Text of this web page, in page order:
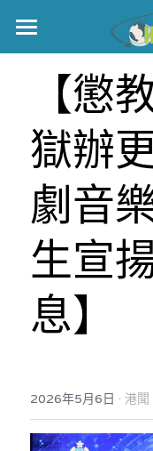
主頁
世界盃
伊美戰爭
黎智英案
正本清源•黎
美西媒體謊言
宏福火災
宏福‧革新
宏福苑聽證會
記錄．宏福苑
港聞
中國
娛樂
反華推手你要知
【懲
獄辦
劇音
生宣
息】
2026年5月6日 · 港聞